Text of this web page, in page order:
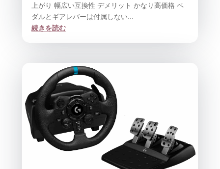
上がり 幅広い互換性 デメリット かなり高価格 ペ
ダルとギアレバーは付属しない...
続きを読む